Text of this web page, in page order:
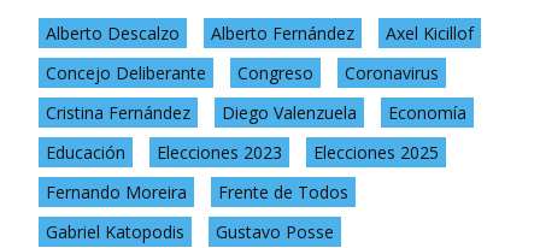
Alberto Descalzo Alberto Fernández
Axel Kicillof
Concejo Deliberante
Congreso
Coronavirus
Cristina Fernández
Diego Valenzuela
Economía
Educación
Elecciones 2023
Elecciones 2025
Fernando Moreira
Frente de Todos
Gabriel Katopodis
Gustavo Posse